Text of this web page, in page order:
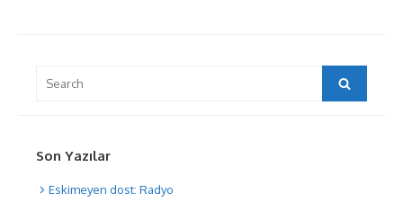
for:
Search
Son Yazılar
Eskimeyen dost: Radyo